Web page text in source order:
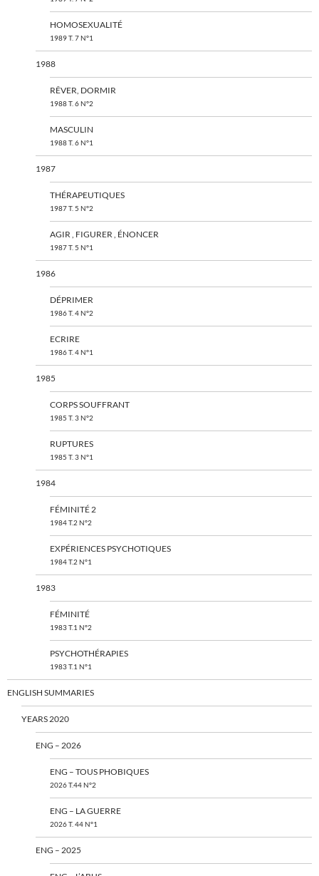
HOMOSEXUALITÉ
1989 T. 7 N°1
1988
RÊVER, DORMIR
1988 T. 6 N°2
MASCULIN
1988 T. 6 N°1
1987
THÉRAPEUTIQUES
1987 T. 5 N°2
AGIR , FIGURER , ÉNONCER
1987 T. 5 N°1
1986
DÉPRIMER
1986 T. 4 N°2
ECRIRE
1986 T. 4 N°1
1985
CORPS SOUFFRANT
1985 T. 3 N°2
RUPTURES
1985 T. 3 N°1
1984
FÉMINITÉ 2
1984 T.2 N°2
EXPÉRIENCES PSYCHOTIQUES
1984 T.2 N°1
1983
FÉMINITÉ
1983 T.1 N°2
PSYCHOTHÉRAPIES
1983 T.1 N°1
ENGLISH SUMMARIES
YEARS 2020
ENG – 2026
ENG – TOUS PHOBIQUES
2026 T.44 N°2
ENG – LA GUERRE
2026 T. 44 N°1
ENG – 2025